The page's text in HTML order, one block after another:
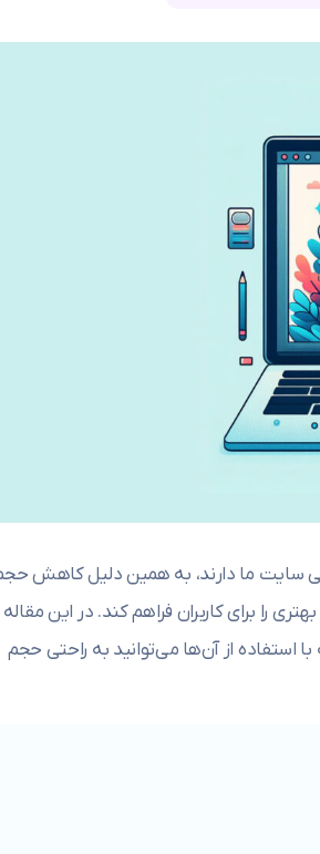
سایت ما دارند، به همین دلیل کاهش
را برای کاربران فراهم کند. در این مقاله
که با استفاده از آن‌ها می‌توانید به راحتی حجم